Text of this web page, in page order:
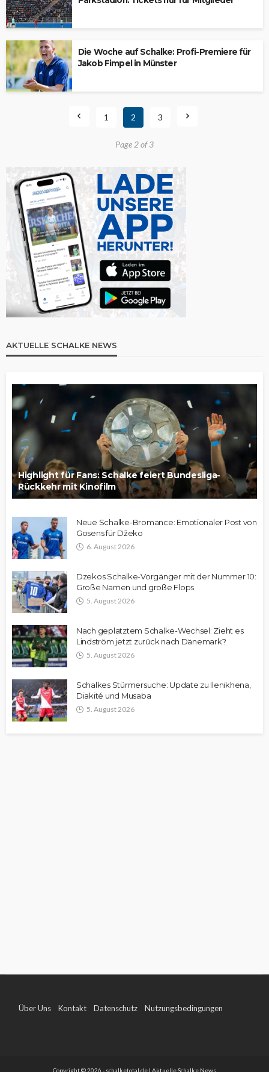
Die Woche auf Schalke: Profi-Premiere für
Jakob Fimpel in Münster
1 2 3
Page 2 of 3
AKTUELLE SCHALKE NEWS
Highlight für Fans: Schalke feiert Bundesliga-
Rückkehr mit Kinofilm
Neue Schalke-Bromance: Emotionaler Post von
Gosens für Džeko
6. August 2026
Dzekos Schalke-Vorgänger mit der Nummer 10:
Große Namen und große Flops
5. August 2026
Nach geplatztem Schalke-Wechsel: Zieht es
Lindström jetzt zurück nach Dänemark?
5. August 2026
Schalkes Stürmersuche: Update zu Ilenikhena,
Diakité und Musaba
5. August 2026
Über Uns Kontakt Datenschutz Nutzungsbedingungen
Copyright © 2026 - schalketotal.de | Aktuelle Schalke News